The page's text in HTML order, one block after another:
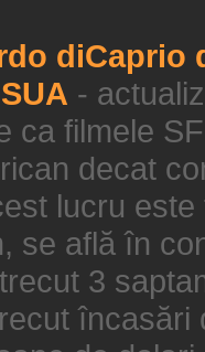
diCaprio
-
ca filmele
decat
lucru
se află în
3
încasări